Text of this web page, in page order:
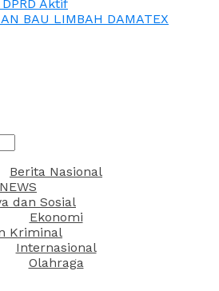
Aktif
BAU LIMBAH DAMATEX
Berita Nasional
dan Sosial
Ekonomi
Kriminal
Internasional
Olahraga